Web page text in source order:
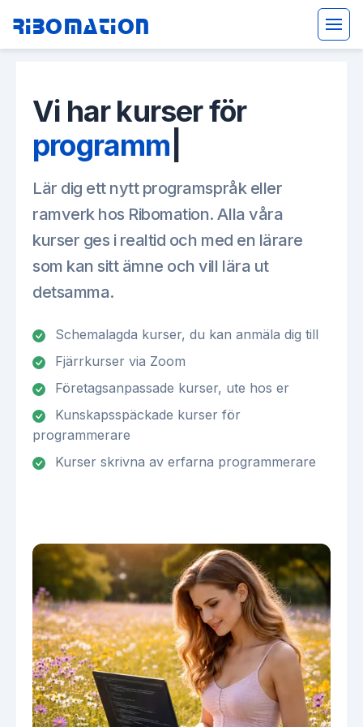
Ribomation
Vi har kurser för
|
Lär dig ett nytt programspråk eller
ramverk hos Ribomation. Alla våra
kurser ges i realtid och med en lärare
som kan sitt ämne och vill lära ut
detsamma.
Schemalagda kurser, du kan anmäla dig till
Fjärrkurser via Zoom
Företagsanpassade kurser, ute hos er
Kunskapsspäckade kurser för
programmerare
Kurser skrivna av erfarna programmerare